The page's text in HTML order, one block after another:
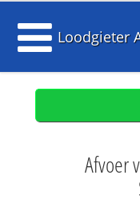
Loodgieter
Afvoer